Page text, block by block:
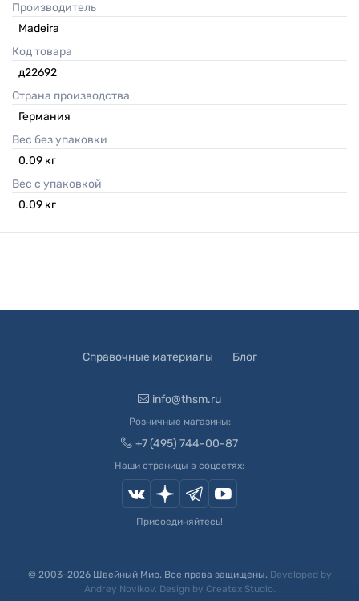
Производитель
Madeira
Код товара
д22692
Страна производства
Германия
Вес без упаковки
0.09 кг
Вес с упаковкой
0.09 кг
Справочные материалы Блог
info@thsm.ru
Розничные магазины:
+7 (495) 744-00-87
Наши страницы в соцсетях:
Присоединяйтесь!
© 2003-2026Швейный Мир. Все права защищены. Developed by
Andrey Novikov. Design by Createx Studio.